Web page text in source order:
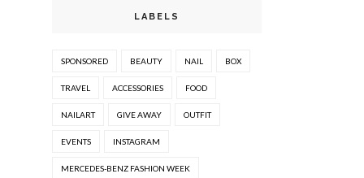
LABELS
SPONSORED BEAUTY NAIL BOX
TRAVEL ACCESSORIES FOOD
NAILART GIVE AWAY OUTFIT
EVENTS INSTAGRAM
MERCEDES-BENZ FASHION WEEK